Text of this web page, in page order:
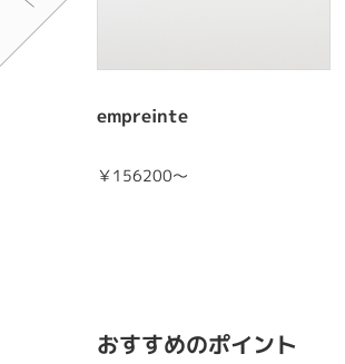
empreinte
￥156200～
おすすめのポイント